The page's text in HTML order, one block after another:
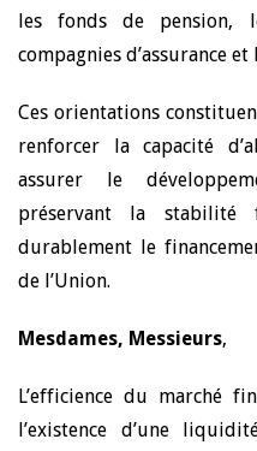
les fonds de pension,
compagnies d’assurance et
Ces orientations
renforcer la capacité
assurer le
préservant la stabilité
durablement le
de l’Union.
Mesdames, Messieurs,
L’efficience du marché
l’existence d’une